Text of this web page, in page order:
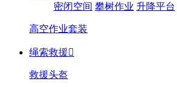
密闭空间 攀树作业 升降平台
高空作业套装
绳索救援
救援头盔